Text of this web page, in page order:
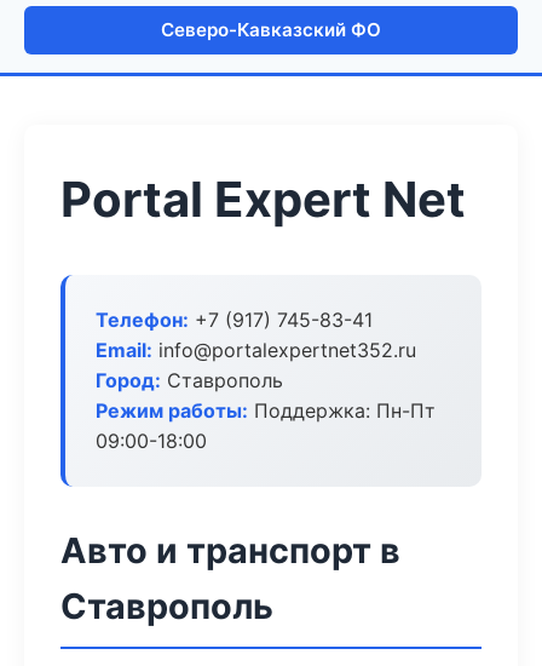
Северо-Кавказский ФО
Portal Expert Net
Телефон: +7 (917) 745-83-41
Email: info@portalexpertnet352.ru
Город: Ставрополь
Режим работы: Поддержка: Пн-Пт
09:00-18:00
Авто и транспорт в
Ставрополь